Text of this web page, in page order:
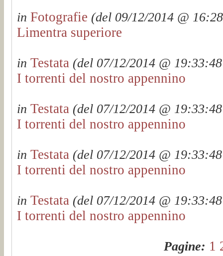
in Fotografie (del 09/12/2014 @
Limentra superiore
in Testata (del 07/12/2014 @
I torrenti del nostro appennino
in Testata (del 07/12/2014 @
I torrenti del nostro appennino
in Testata (del 07/12/2014 @
I torrenti del nostro appennino
in Testata (del 07/12/2014 @
I torrenti del nostro appennino
Pagine: 1